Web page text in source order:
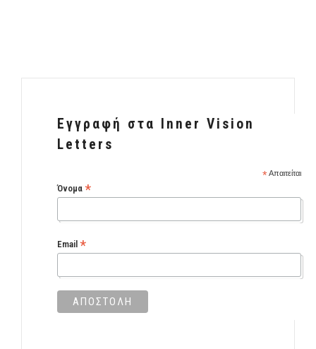
Εγγραφή στα Inner Vision
Letters
*Απαιτείται
Όνομα *
Email *